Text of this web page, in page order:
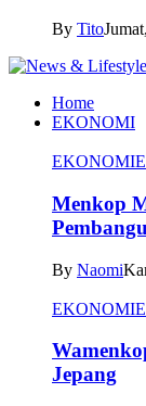
By Tito
Home
EKONOMI
EKONOMI
Menkop
By Naomi
EKONOMI
Jepang